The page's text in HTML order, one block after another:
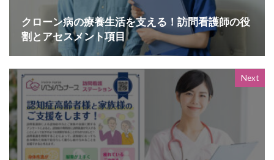
クローン病の療養生活を支える！訪問看護師の役
割とアセスメント項目
Next